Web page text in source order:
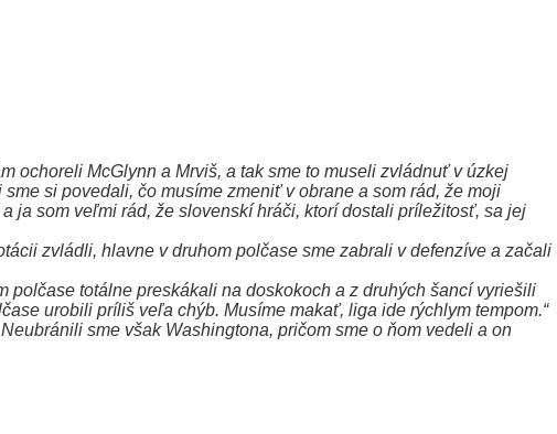
ochoreli McGlynn a Mrviš, a tak sme to museli zvládnuť v úzkej
si povedali, čo musíme zmeniť v obrane a som rád, že moji
ja som veľmi rád, že slovenskí hráči, ktorí dostali príležitosť, sa jej
zvládli, hlavne v druhom polčase sme zabrali v defenzíve a začali
polčase totálne preskákali na doskokoch a z druhých šancí vyriešili
urobili príliš veľa chýb. Musíme makať, liga ide rýchlym tempom.“
sme však Washingtona, pričom sme o ňom vedeli a on